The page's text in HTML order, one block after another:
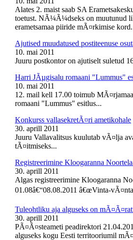
Alates 2. maist saab SA
toetust. NÃ¼Ã¼dseks on muutunud
erametsamaa piiride mÃ¤rkimise
Ajutised muudatused postiteenuse
10. mai 2011
Juuru postkontor on ajutiselt suletud
Harri JÃµgisalu romaani "Lummus"
10. mai 2011
12. mail kell 17.00 toimub
romaani "Lummus" esitlus...
Konkurss vallasekretÃ¤ri ametikohale
30. aprill 2011
Juuru Vallavalitsus kuulutab vÃ¤lja
tÃ¤itmiseks...
Registreerimine Kloogaranna
30. aprill 2011
Algas registreerimine Kloogaranna
01.08â€“08.08.2011 â€œVinta-
Tuleohtliku aja alguseks on
30. aprill 2011
PÃ¤Ã¤steameti peadirektori
alguseks kogu Eesti territooriumil